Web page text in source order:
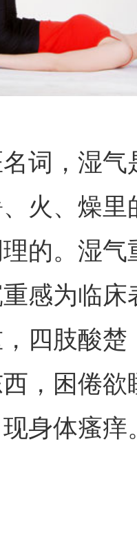
词，湿气
火、燥里
的。湿气
感为临床
四肢酸楚
，困倦欲
身体瘙痒